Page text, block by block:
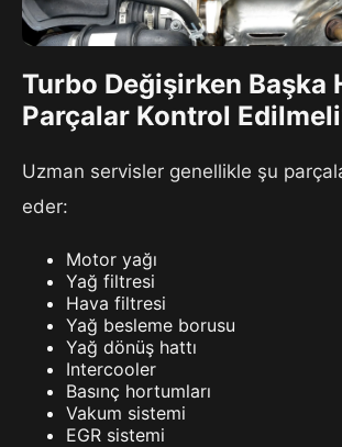
Turbo Değişirken Başka
Parçalar Kontrol
Uzman servisler genellikle şu
eder:
Motor yağı
Yağ filtresi
Hava filtresi
Yağ besleme borusu
Yağ dönüş hattı
Intercooler
Basınç hortumları
Vakum sistemi
EGR sistemi